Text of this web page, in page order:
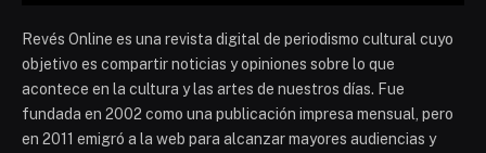
Revés Online es una revista digital de periodismo cultural cuyo
objetivo es compartir noticias y opiniones sobre lo que
acontece en la cultura y las artes de nuestros días. Fue
fundada en 2002 como una publicación impresa mensual, pero
en 2011 emigró a la web para alcanzar mayores audiencias y